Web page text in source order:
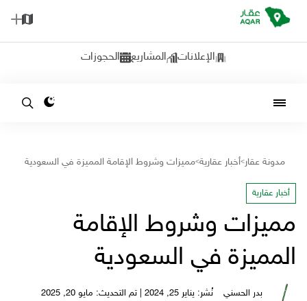
الإعلانات المشاريع الحجوزات
مدونة عقار>أخبار عقارية>مميزات وشروط الإقامة المميزة في السعودية
أخبار عقارية
مميزات وشروط الإقامة
المميزة في السعودية
بدر الحسني نُشر: يناير 25, 2024 | تم التحديث: مايو 20, 2025